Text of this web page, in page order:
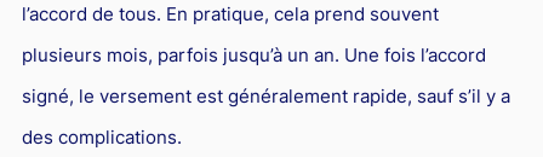
l’accord de tous. En pratique, cela prend souvent
plusieurs mois, parfois jusqu’à un an. Une fois l’accord
signé, le versement est généralement rapide, sauf s’il y a
des complications.